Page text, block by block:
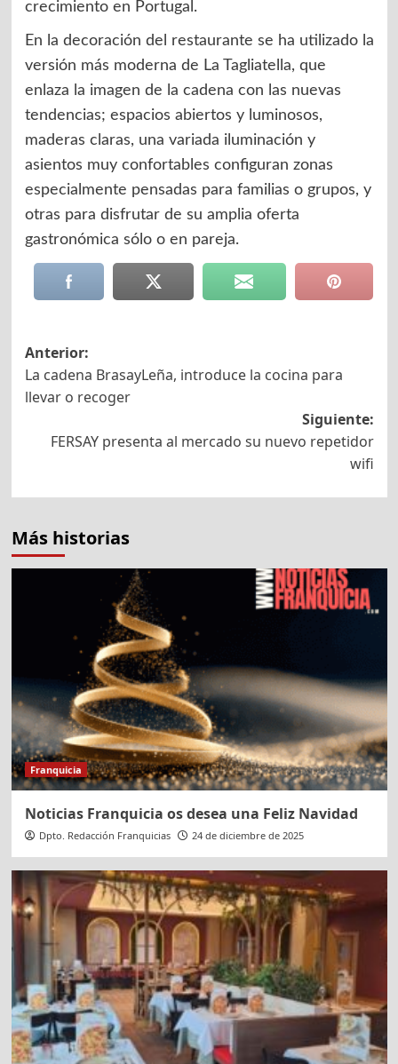
crecimiento en Portugal.
En la decoración del restaurante se ha utilizado la
versión más moderna de La Tagliatella, que
enlaza la imagen de la cadena con las nuevas
tendencias; espacios abiertos y luminosos,
maderas claras, una variada iluminación y
asientos muy confortables configuran zonas
especialmente pensadas para familias o grupos, y
otras para disfrutar de su amplia oferta
gastronómica sólo o en pareja.
Navegación
de
entradas
Anterior:
La cadena BrasayLeña, introduce la cocina para
llevar o recoger
Siguiente:
FERSAY presenta al mercado su nuevo repetidor
wifi
Más historias
Franquicia
Noticias Franquicia os desea una Feliz Navidad
Dpto. Redacción Franquicias 24 de diciembre de 2025